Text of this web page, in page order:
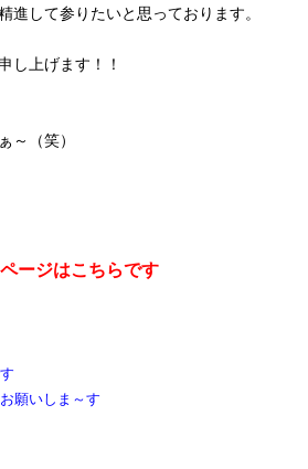
進して参りたいと思っております。
し上げます！！
～（笑）
ージはこちらです
願いしま～す